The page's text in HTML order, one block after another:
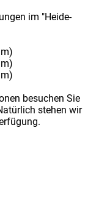
im "Heide-
besuchen Sie
stehen wir